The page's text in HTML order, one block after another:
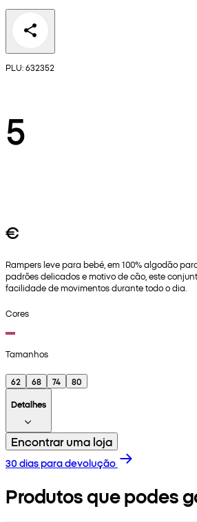
PLU: 632352
5
€
Rampers leve para bebé, em 100% algodão
padrões delicados e motivo de cão, este
facilidade de movimentos durante todo o dia.
Cores
Tamanhos
62 68 74
80
Detalhes
Encontrar uma loja
30 dias para devolução
Produtos que podes